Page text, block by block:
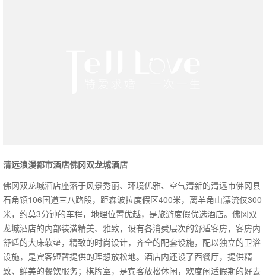
清远浪漫都市酒店佛冈双龙城酒店
佛冈双龙城酒店座落于风景秀丽、环境优雅、空气清新的清远市佛冈县
石角镇106国道三八路段，距森波拉度假区400米，离羊角山漂流仅300
米，约莫3分钟的车程，地理位置优越，是旅游度假优选酒店。佛冈双
龙城酒店的内部装潢精美、雅致，设有各消费层次的舒适客房，客房内
舒适的大床软垫，精致的时尚设计，齐全的配套设施，配以独立的卫浴
设施，是宾客短暂提供的理想放松地。酒店内还设了西餐厅，提供精
致、鲜美的餐饮服务；棋牌室，是宾客放松休闲，欢度闲适假期的好去